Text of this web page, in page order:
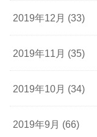
2019年12月 (33)
2019年11月 (35)
2019年10月 (34)
2019年9月 (66)